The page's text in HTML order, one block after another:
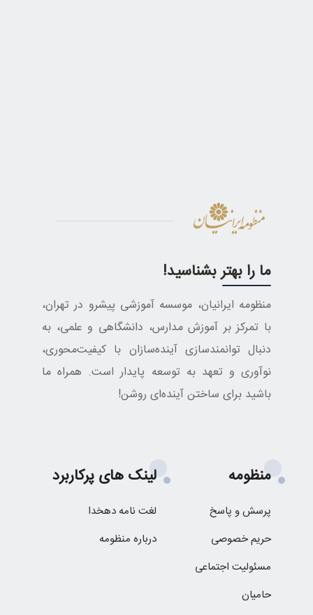
ما را بهتر بشناسید!
منظومه ایرانیان، موسسه آموزشی پیشرو در تهران،
با تمرکز بر آموزش مدارس، دانشگاهی و علمی، به
دنبال توانمندسازی آینده‌سازان با کیفیت‌محوری،
نوآوری و تعهد به توسعه پایدار است. همراه ما
باشید برای ساختن آینده‌ای روشن!
منظومه
پرسش و پاسخ
حریم خصوصی
مسئولیت اجتماعی
حامیان
لینک های پرکاربرد
لغت نامه دهخدا
درباره منظومه